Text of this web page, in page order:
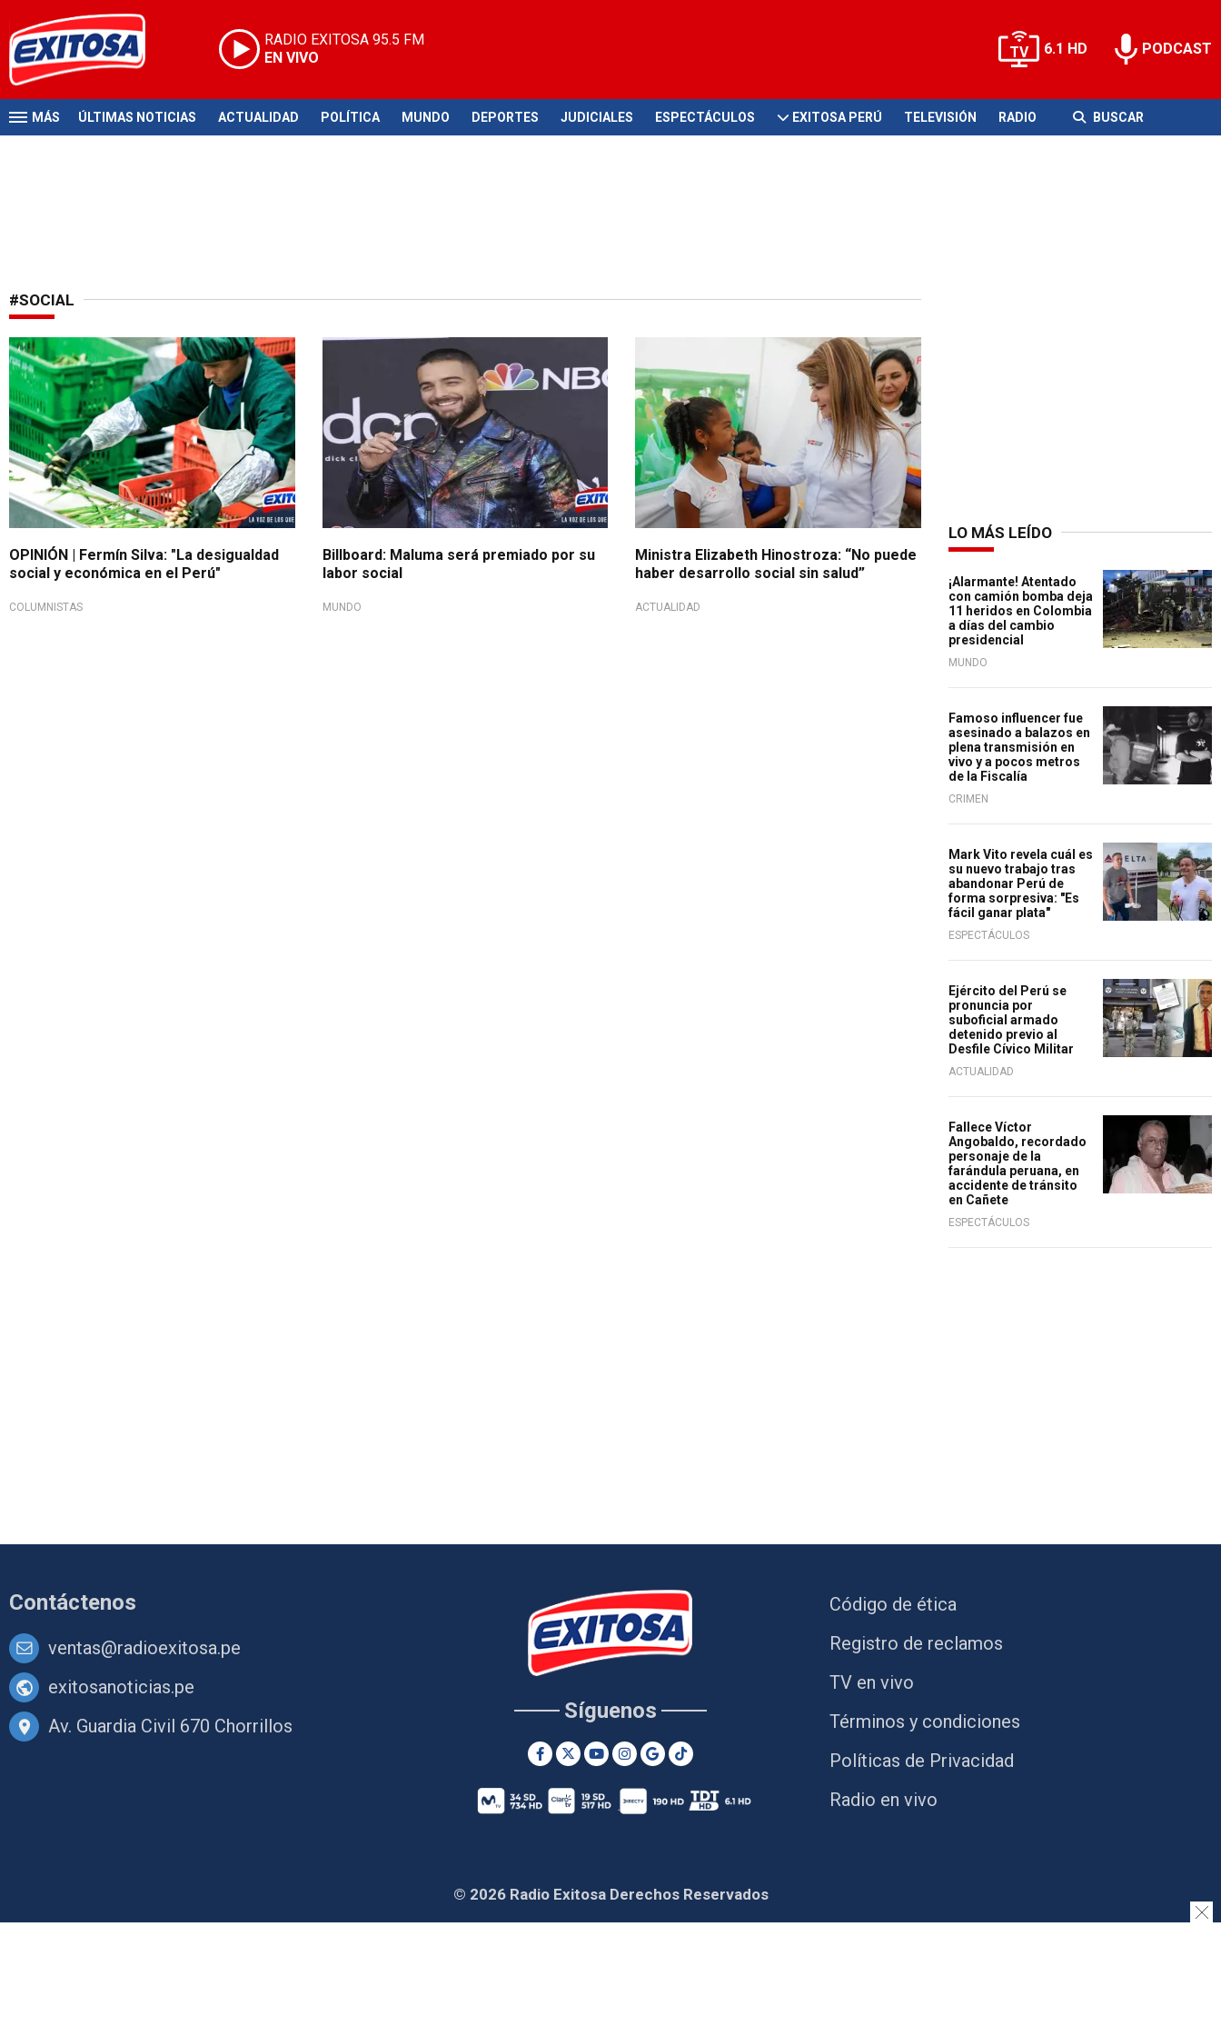
RADIO EXITOSA 95.5 FM
EN VIVO
6.1 HD PODCAST
MÁS ÚLTIMAS NOTICIAS ACTUALIDAD POLÍTICA MUNDO DEPORTES JUDICIALES ESPECTÁCULOS EXITOSA PERÚ TELEVISIÓN RADIO BUSCAR
#SOCIAL
OPINIÓN | Fermín Silva: "La desigualdad
social y económica en el Perú"
COLUMNISTAS
Billboard: Maluma será premiado por su
labor social
MUNDO
Ministra Elizabeth Hinostroza: “No puede
haber desarrollo social sin salud”
ACTUALIDAD
LO MÁS LEÍDO
¡Alarmante! Atentado
con camión bomba deja
11 heridos en Colombia
a días del cambio
presidencial
MUNDO
Famoso influencer fue
asesinado a balazos en
plena transmisión en
vivo y a pocos metros
de la Fiscalía
CRIMEN
Mark Vito revela cuál es
su nuevo trabajo tras
abandonar Perú de
forma sorpresiva: "Es
fácil ganar plata"
ESPECTÁCULOS
Ejército del Perú se
pronuncia por
suboficial armado
detenido previo al
Desfile Cívico Militar
ACTUALIDAD
Fallece Víctor
Angobaldo, recordado
personaje de la
farándula peruana, en
accidente de tránsito
en Cañete
ESPECTÁCULOS
Contáctenos
ventas@radioexitosa.pe
exitosanoticias.pe
Av. Guardia Civil 670 Chorrillos
Síguenos
Código de ética
Registro de reclamos
TV en vivo
Términos y condiciones
Políticas de Privacidad
Radio en vivo
© 2026 Radio Exitosa Derechos Reservados